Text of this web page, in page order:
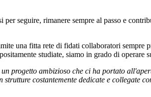
seguire, rimanere sempre al passo e
una fitta rete di fidati collaboratori
studiate, siamo in grado di operare
progetto ambizioso che ci ha portato
costantemente dedicate e collegate